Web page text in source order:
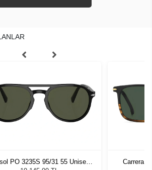
PO 3235S 95/31 55 Unisex
Carrera